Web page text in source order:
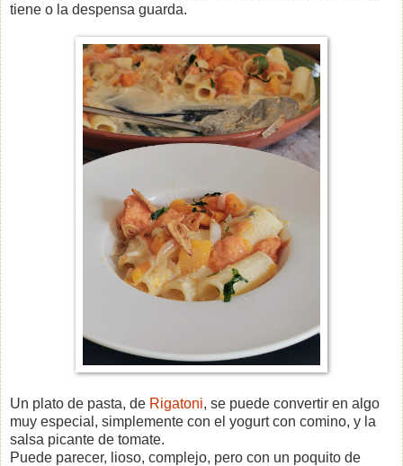
tiene o la despensa guarda.
Un plato de pasta, de Rigatoni, se puede convertir en algo
muy especial, simplemente con el yogurt con comino, y la
salsa picante de tomate.
Puede parecer, lioso, complejo, pero con un poquito de